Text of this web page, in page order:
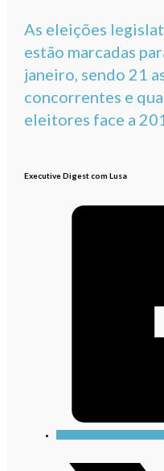
As eleições
estão marcadas
janeiro, sendo 21
concorrentes e
eleitores face a
Executive Digest com Lusa